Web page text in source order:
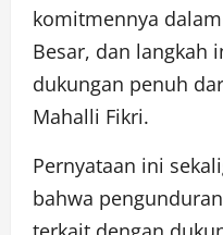
komitmennya
Besar, dan langkah
dukungan penuh
Mahalli Fikri.
Pernyataan ini
bahwa